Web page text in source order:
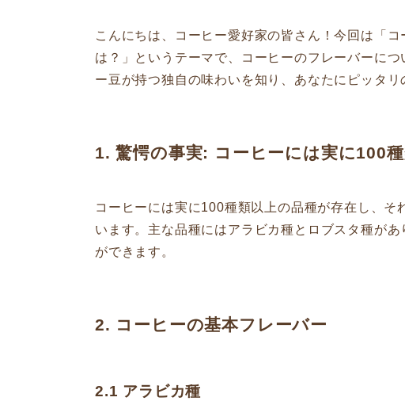
こんにちは、コーヒー愛好家の皆さん！今回は「
は？」というテーマで、コーヒーのフレーバーに
ー豆が持つ独自の味わいを知り、あなたにピッタリ
1. 驚愕の事実: コーヒーには実に100
コーヒーには実に100種類以上の品種が存在し、
います。主な品種にはアラビカ種とロブスタ種が
ができます。
2. コーヒーの基本フレーバー
2.1 アラビカ種